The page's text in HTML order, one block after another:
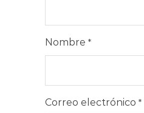
Nombre *
Correo electrónico *